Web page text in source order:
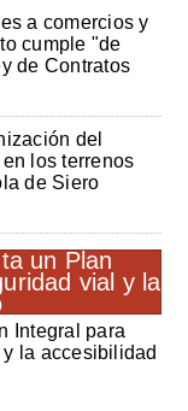
a comercios y
cumple "de
de Contratos
del
los terrenos
de Siero
Integral para
la accesibilidad